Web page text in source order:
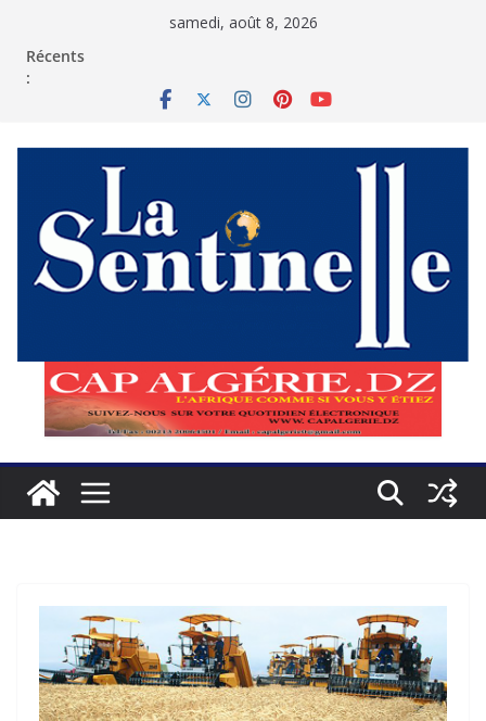
samedi, août 8, 2026
Récents
: